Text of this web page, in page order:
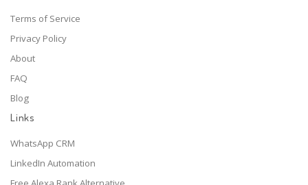
Terms of Service
Privacy Policy
About
FAQ
Blog
Links
WhatsApp CRM
LinkedIn Automation